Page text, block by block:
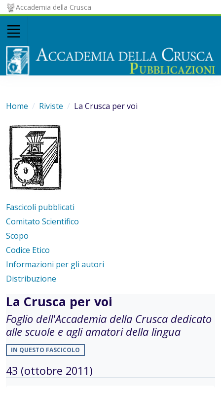
Accademia della Crusca
Home Riviste La Crusca per voi
Fascicoli pubblicati
Comitato Scientifico
Scopo
Codice Etico
Informazioni per gli autori
Distribuzione
La Crusca per voi
Foglio dell'Accademia della Crusca dedicato
alle scuole e agli amatori della lingua
IN QUESTO FASCICOLO
43 (ottobre 2011)